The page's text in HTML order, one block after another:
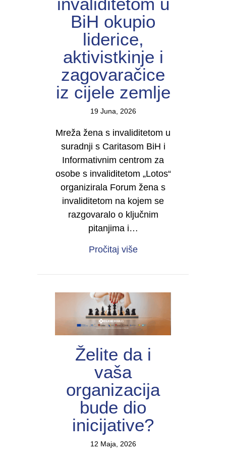
BiH okupio
liderice,
aktivistkinje i
zagovaračice
iz cijele zemlje
19 Juna, 2026
Mreža žena s invaliditetom u
suradnji s Caritasom BiH i
Informativnim centrom za
osobe s invaliditetom „Lotos“
organizirala Forum žena s
invaliditetom na kojem se
razgovaralo o ključnim
pitanjima i…
Pročitaj višeabout Forum žena s
Želite da i
vaša
organizacija
bude dio
inicijative?
12 Maja, 2026